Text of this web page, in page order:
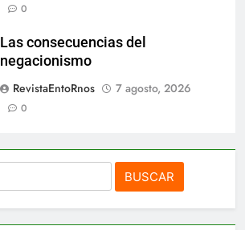
0
Las consecuencias del
negacionismo
RevistaEntoRnos
7 agosto, 2026
0